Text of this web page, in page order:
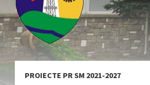
PROIECTE PR SM 2021-2027